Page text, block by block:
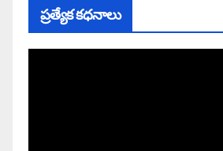
ప్రత్యేక కధనాలు